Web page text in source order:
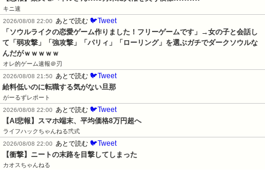
キニ速
2026/08/08 22:00
あとで読む 🐦Tweet
「ソウルライクの恋愛ゲーム作りました！フリーゲームです」→女の子と会話し
て「弱攻撃」「強攻撃」「パリィ」「ローリング」を選ぶガチでダークソウルな
んだがｗｗｗｗｗ
オレ的ゲーム速報＠刃
2026/08/08 21:50
あとで読む 🐦Tweet
給料低いのに転職する気がない旦那
がーるずレポート
2026/08/08 22:00
あとで読む 🐦Tweet
【AI悲報】スマホ端末、平均価格8万円超へ
ライフハックちゃんねる弐式
2026/08/08 22:00
あとで読む 🐦Tweet
【衝撃】ニートの末路を目撃してしまった
カオスちゃんねる